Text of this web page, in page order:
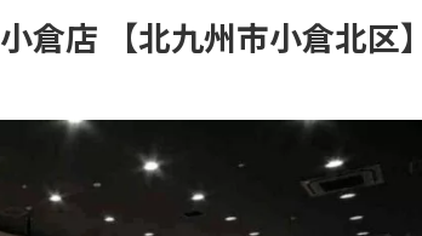
倉店 【北九州市小倉北区】